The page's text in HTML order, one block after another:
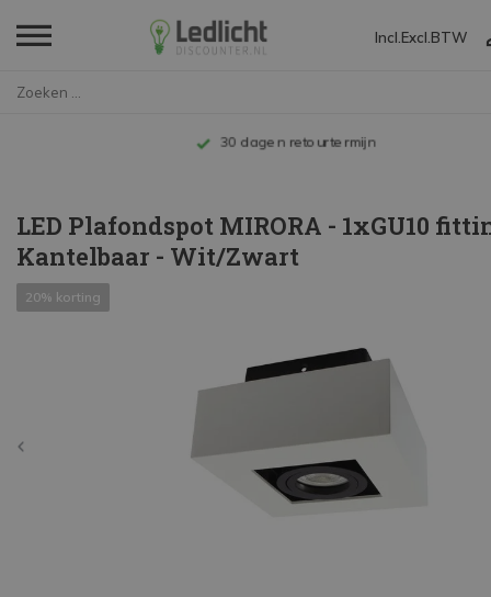
Incl. Excl. BTW
Tot 10 jaar garantie
LED Plafondspot MIRORA - 1xGU10
Kantelbaar - Wit/Zwart
20% korting